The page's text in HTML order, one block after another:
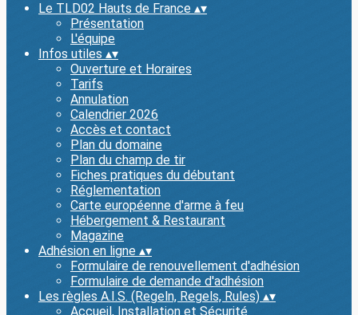
Le TLD02 Hauts de France ▴▾
Présentation
L'équipe
Infos utiles ▴▾
Ouverture et Horaires
Tarifs
Annulation
Calendrier 2026
Accès et contact
Plan du domaine
Plan du champ de tir
Fiches pratiques du débutant
Réglementation
Carte européenne d'arme à feu
Hébergement & Restaurant
Magazine
Adhésion en ligne ▴▾
Formulaire de renouvellement d'adhésion
Formulaire de demande d'adhésion
Les règles A.I.S. (Regeln, Regels, Rules) ▴▾
Accueil, Installation et Sécurité